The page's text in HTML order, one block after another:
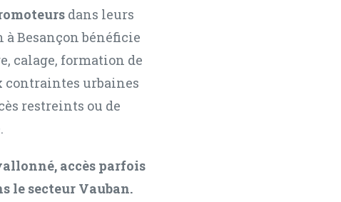
dans leurs
Besançon bénéficie
calage, formation de
contraintes urbaines
restreints ou de
accès parfois
le secteur Vauban.